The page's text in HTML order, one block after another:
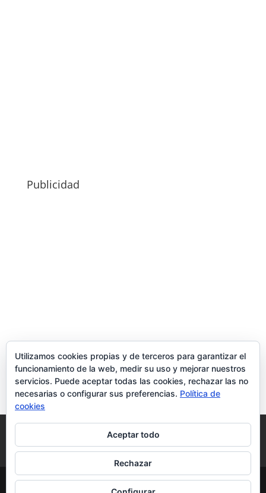
Publicidad
Condiciones y Privacidad
Contacto
Tienda Carrito Mi cuenta
© DoctorMoviles.com | Sitio Construido por
Utilizamos cookies propias y de terceros para garantizar el
funcionamiento de la web, medir su uso y mejorar nuestros
servicios. Puede aceptar todas las cookies, rechazar las no
necesarias o configurar sus preferencias. Política de
cookies
Aceptar todo
Rechazar